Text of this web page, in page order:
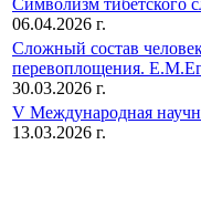
Символизм тибетского
06.04.2026 г.
Сложный состав
перевоплощения.
30.03.2026 г.
V Международная
13.03.2026 г.